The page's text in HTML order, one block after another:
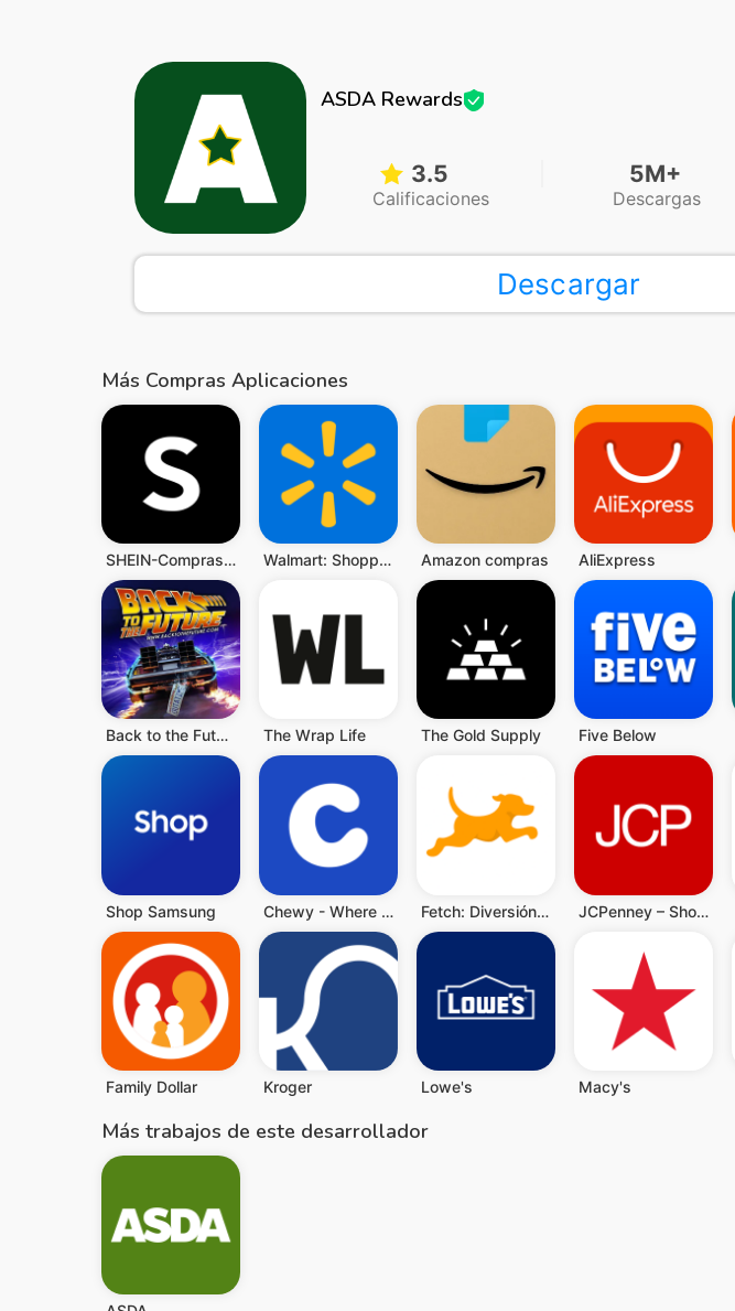
ASDA Rewards
3.5
Calificaciones
5M+
Descargas
Descargar
Más Compras Aplicaciones
SHEIN-Compras Online Walmart: Shopping & Savings Amazon compras AliExpress
Back to the Future™ The Wrap Life The Gold Supply Five Below
Shop Samsung Chewy - Where Pet Lovers Shop Fetch: Diversión y ahorros JCPenney – Shopping & Deals
Family Dollar Kroger Lowe's Macy's
Más trabajos de este desarrollador